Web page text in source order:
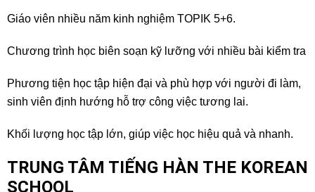
Giáo viên nhiều năm kinh nghiệm TOPIK 5+6.
Chương trình học biên soạn kỹ lưỡng với nhiều bài kiểm tra
Phương tiện học tập hiện đại và phù hợp với người đi làm,
sinh viên định hướng hỗ trợ công việc tương lai.
Khối lượng học tập lớn, giúp việc học hiệu quả và nhanh.
TRUNG TÂM TIẾNG HÀN THE KOREAN
SCHOOL